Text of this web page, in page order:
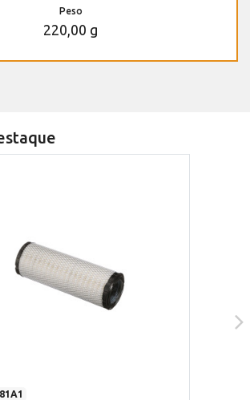
Peso
220,00 g